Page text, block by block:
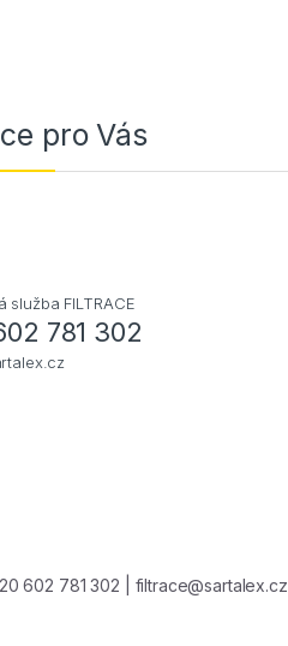
pro Vás
služba FILTRACE
781 302
pro příspěvek
602 781 302 | filtrace@sartalex.cz